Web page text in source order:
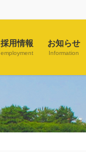
採用情報
employment
お知らせ
Information